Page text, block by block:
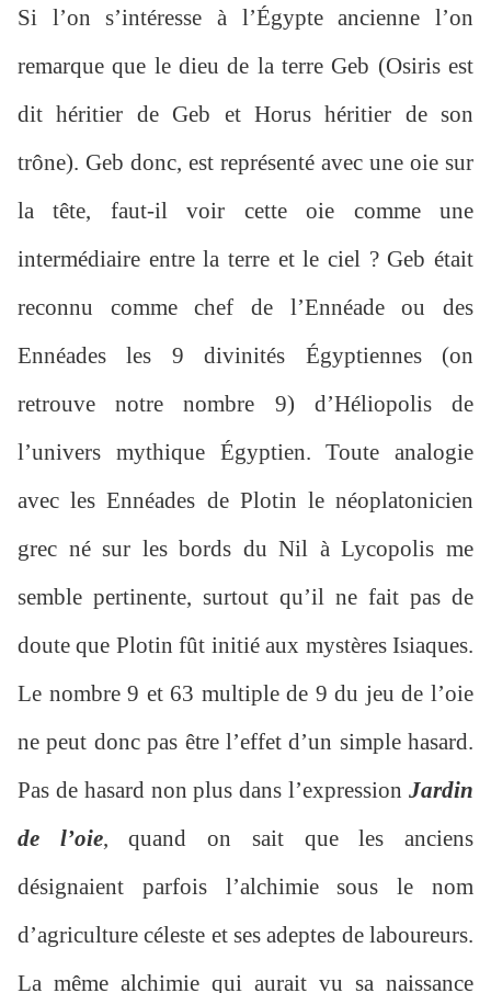
Si l’on s’intéresse à l’Égypte ancienne l’on
remarque que le dieu de la terre Geb (Osiris est
dit héritier de Geb et Horus héritier de son
trône). Geb donc, est représenté avec une oie sur
la tête, faut-il voir cette oie comme une
intermédiaire entre la terre et le ciel ? Geb était
reconnu comme chef de l’Ennéade ou des
Ennéades les 9 divinités Égyptiennes (on
retrouve notre nombre 9) d’Héliopolis de
l’univers mythique Égyptien. Toute analogie
avec les Ennéades de Plotin le néoplatonicien
grec né sur les bords du Nil à Lycopolis me
semble pertinente, surtout qu’il ne fait pas de
doute que Plotin fût initié aux mystères Isiaques.
Le nombre 9 et 63 multiple de 9 du jeu de l’oie
ne peut donc pas être l’effet d’un simple hasard.
Pas de hasard non plus dans l’expression Jardin
de l’oie, quand on sait que les anciens
désignaient parfois l’alchimie sous le nom
d’agriculture céleste et ses adeptes de laboureurs.
La même alchimie qui aurait vu sa naissance